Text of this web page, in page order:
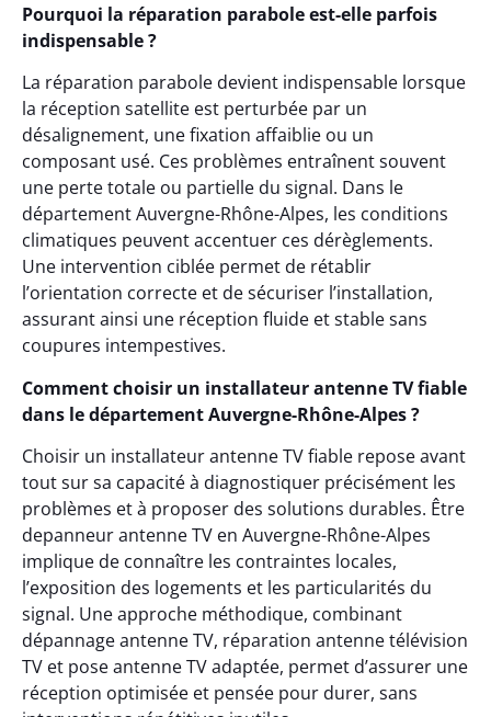
Pourquoi la réparation parabole est-elle parfois
indispensable ?
La réparation parabole devient indispensable lorsque
la réception satellite est perturbée par un
désalignement, une fixation affaiblie ou un
composant usé. Ces problèmes entraînent souvent
une perte totale ou partielle du signal. Dans le
département Auvergne-Rhône-Alpes, les conditions
climatiques peuvent accentuer ces dérèglements.
Une intervention ciblée permet de rétablir
l’orientation correcte et de sécuriser l’installation,
assurant ainsi une réception fluide et stable sans
coupures intempestives.
Comment choisir un installateur antenne TV fiable
dans le département Auvergne-Rhône-Alpes ?
Choisir un installateur antenne TV fiable repose avant
tout sur sa capacité à diagnostiquer précisément les
problèmes et à proposer des solutions durables. Être
depanneur antenne TV en Auvergne-Rhône-Alpes
implique de connaître les contraintes locales,
l’exposition des logements et les particularités du
signal. Une approche méthodique, combinant
dépannage antenne TV, réparation antenne télévision
TV et pose antenne TV adaptée, permet d’assurer une
réception optimisée et pensée pour durer, sans